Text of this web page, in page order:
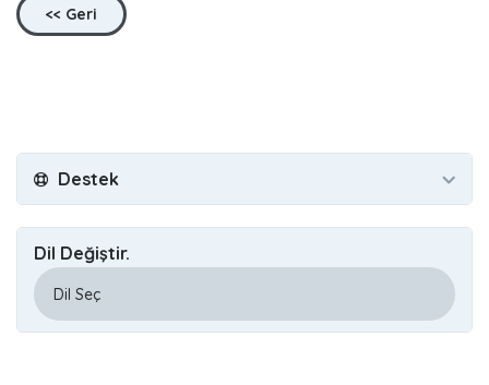
<< Geri
Destek
Dil Değiştir.